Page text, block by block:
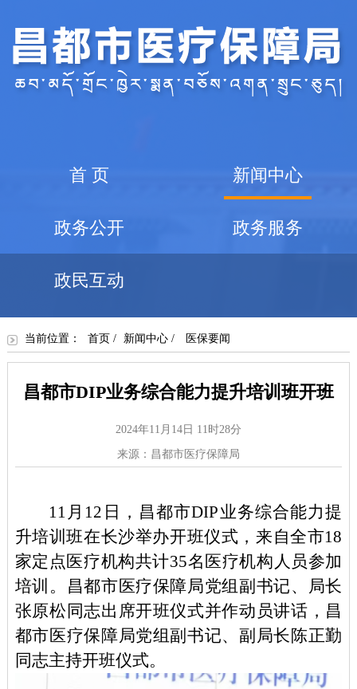
首 页 新闻中心
政务公开 政务服务
政民互动
当前位置： 首页 / 新闻中心/ 医保要闻
昌都市DIP业务综合能力提升培训班开班
2024年11月14日 11时28分
来源：昌都市医疗保障局
11月12日，昌都市DIP业务综合能力提
升培训班在长沙举办开班仪式，来自全市18
家定点医疗机构共计35名医疗机构人员参加
培训。昌都市医疗保障局党组副书记、局长
张原松同志出席开班仪式并作动员讲话，昌
都市医疗保障局党组副书记、副局长陈正勤
同志主持开班仪式。